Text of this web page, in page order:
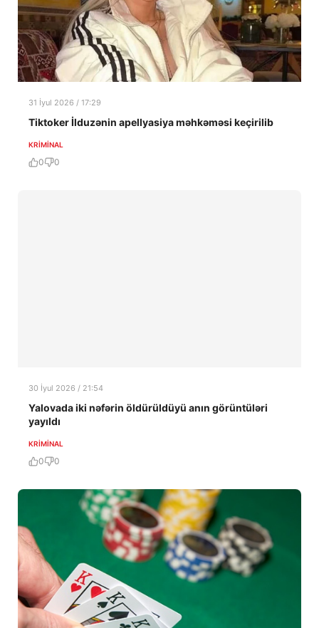
31 İyul 2026 / 17:29
Tiktoker İlduzənin apellyasiya məhkəməsi keçirilib
KRIMINAL
0 0
30 İyul 2026 / 21:54
Yalovada iki nəfərin öldürüldüyü anın görüntüləri
yayıldı
KRIMINAL
0 0